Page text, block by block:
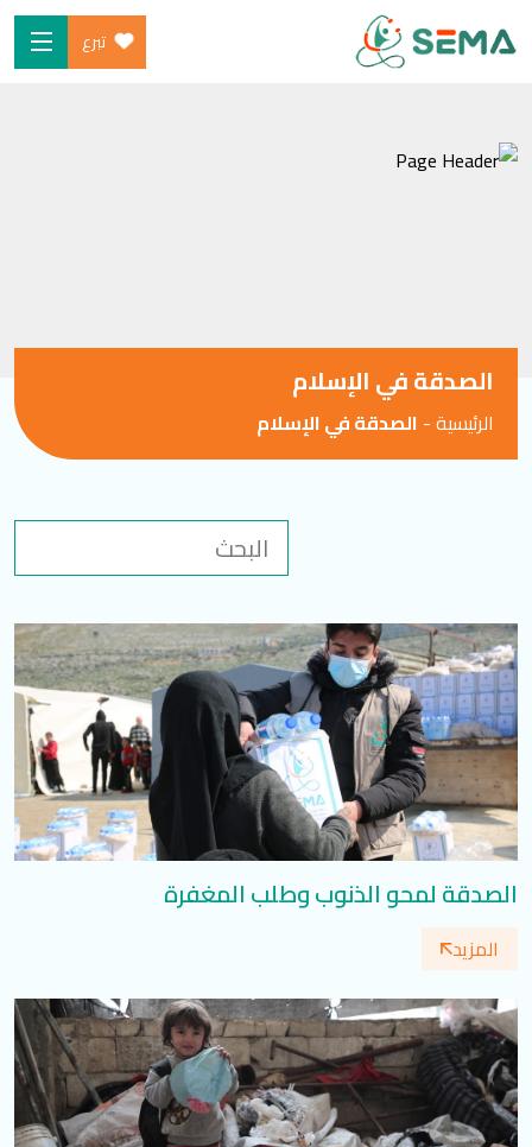
content
تبرع
من نحن
الأخبار والموارد
المدونة
تسجيل الدخول
العربية
English
تابعنا
الصدقة في الإسلام
الرئيسية- الصدقة في الإسلام
الصدقة لمحو الذنوب وطلب المغفرة
المزيد